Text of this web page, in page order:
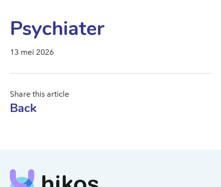
Psychiater
13 mei 2026
Share this article
Back